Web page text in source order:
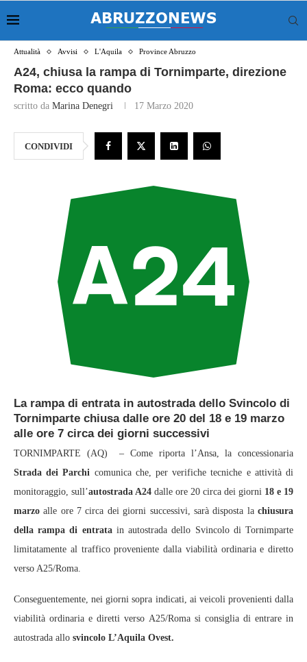
Attualità Avvisi L'Aquila Province Abruzzo
A24, chiusa la rampa di Tornimparte, direzione
Roma: ecco quando
scritto da Marina Denegri 17 Marzo 2020
CONDIVIDI
La rampa di entratain autostrada dello Svincolo di
Tornimparte chiusa dalle ore 20 del 18 e 19 marzo
alle ore 7 circa dei giorni successivi
TORNIMPARTE (AQ) – Come riporta l’Ansa, la concessionaria
Strada dei Parchi comunica che, per verifiche tecniche e attività di
monitoraggio, sull’autostrada A24 dalle ore 20 circa dei giorni 18 e 19
marzo alle ore 7 circa dei giorni successivi, sarà disposta la chiusura
della rampa di entratain autostrada dello Svincolo di Tornimparte
limitatamente al traffico proveniente dalla viabilità ordinaria e diretto
verso A25/Roma.
Conseguentemente, nei giorni sopra indicati, ai veicoli provenienti dalla
viabilità ordinaria e diretti verso A25/Roma si consiglia di entrare in
autostrada allo svincolo L’Aquila Ovest.